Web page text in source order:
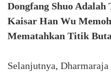
Dongfang Shuo
Kaisar Han Wu
Mematahkan Titik
Selanjutnya,